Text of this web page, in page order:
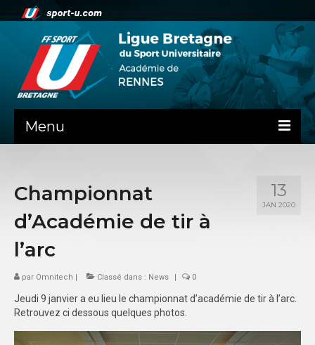
Menu
PRÉSENTATION
Contact
ADMINISTRATIF
DOSSIER DE RENTREE
AFFILIATIONS/LICENCES
13
JAN 2020
Championnat
d’Académie de tir à
l’arc
par Omnitech | Classé dans : News | 0
Jeudi 9 janvier a eu lieu le championnat d’académie de tir à l’arc.
Retrouvez ci dessous quelques photos.